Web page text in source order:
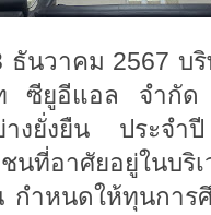
ธันวาคม 2567
ซียูอีแอล จำกัด
ย่างยั่งยืน ประจ
นที่อาศัยอยู่ในบริ
กำหนดให้ทุนกา